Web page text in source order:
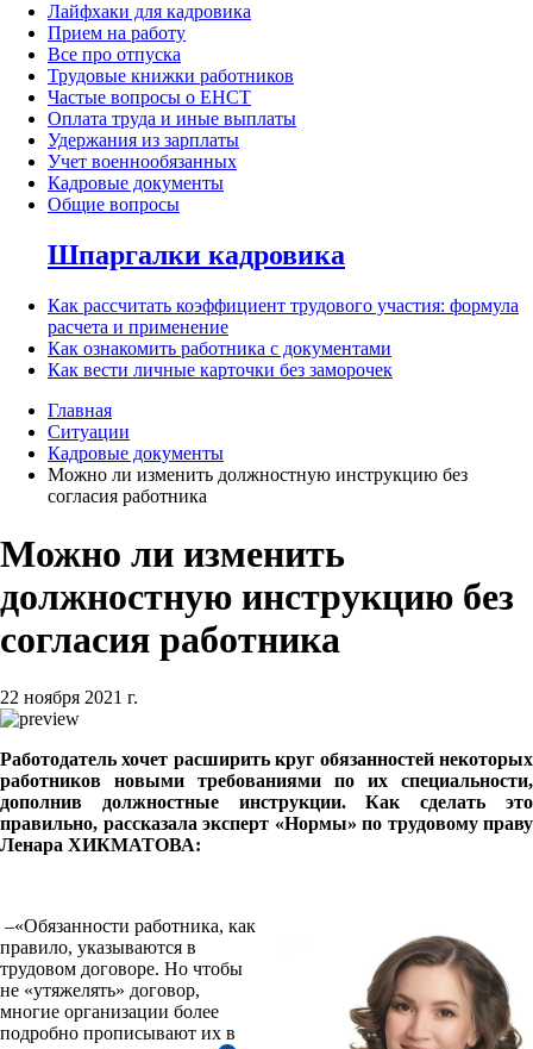
Лайфхаки для кадровика
Прием на работу
Все про отпуска
Трудовые книжки работников
Частые вопросы о ЕНСТ
Оплата труда и иные выплаты
Удержания из зарплаты
Учет военнообязанных
Кадровые документы
Общие вопросы
Шпаргалки кадровика
Как рассчитать коэффициент трудового участия: формула
расчета и применение
Как ознакомить работника с документами
Как вести личные карточки без заморочек
Главная
Ситуации
Кадровые документы
Можно ли изменить должностную инструкцию без
согласия работника
Можно ли изменить
должностную инструкцию без
согласия работника
22 ноября 2021 г.
Работодатель хочет расширить круг обязанностей некоторых
работников новыми требованиями по их специальности,
дополнив должностные инструкции. Как сделать это
правильно, рассказала эксперт «Нормы» по трудовому праву
Ленара ХИКМАТОВА:
–«Обязанности работника, как
правило, указываются в
трудовом договоре. Но чтобы
не «утяжелять» договор,
многие организации более
подробно прописывают их в